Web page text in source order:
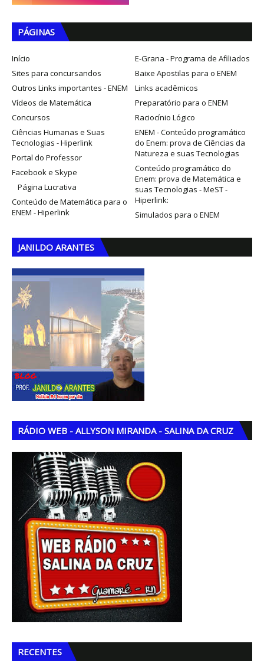
PÁGINAS
Início
E-Grana - Programa de Afiliados
Sites para concursandos
Baixe Apostilas para o ENEM
Outros Links importantes - ENEM
Links acadêmicos
Vídeos de Matemática
Preparatório para o ENEM
Concursos
Raciocínio Lógico
Ciências Humanas e Suas
Tecnologias - Hiperlink
ENEM - Conteúdo programático
do Enem: prova de Ciências da
Natureza e suas Tecnologias
Portal do Professor
Conteúdo programático do
Enem: prova de Matemática e
suas Tecnologias - MeST -
Hiperlink:
Facebook e Skype
Página Lucrativa
Conteúdo de Matemática para o
ENEM - Hiperlink
Simulados para o ENEM
JANILDO ARANTES
RÁDIO WEB - ALLYSON MIRANDA - SALINA DA CRUZ
RECENTES